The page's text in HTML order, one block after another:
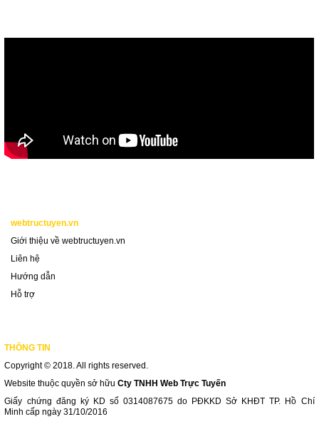
webtructuyen.vn
Giới thiệu về webtructuyen.vn
Liên hệ
Hướng dẫn
Hỗ trợ
THÔNG TIN
Copyright © 2018. All rights reserved.
Website thuộc quyền sở hữuCty TNHH Web Trực Tuyến
Giấy chứng đăng ký KD số 0314087675 do PĐKKD Sở KHĐT TP. Hồ Chí
Minh cấp ngày 31/10/2016